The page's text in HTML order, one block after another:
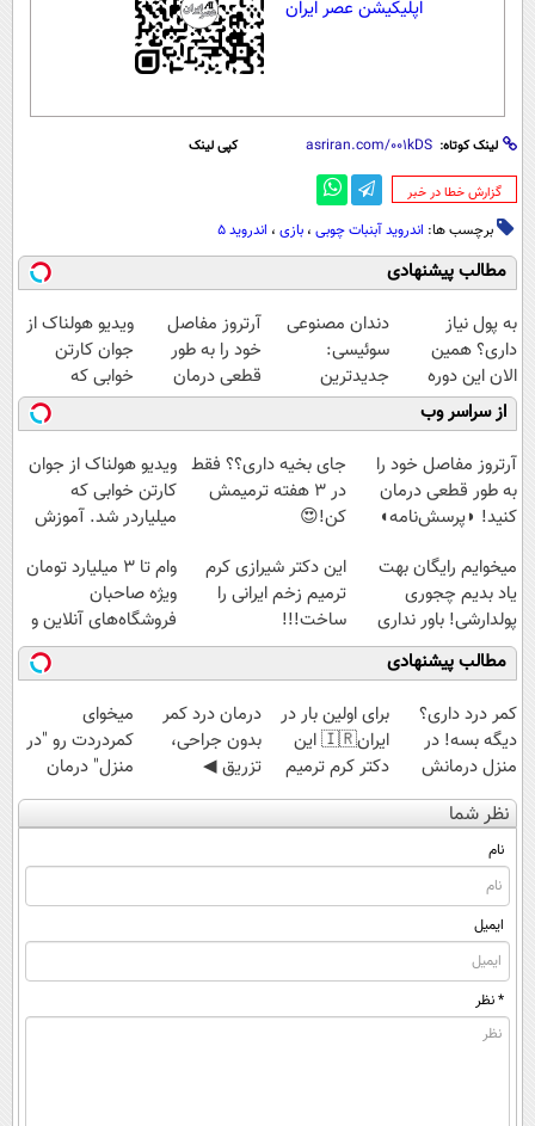
اپلیکیشن عصر ایران
لینک کوتاه: کپی لینک
‌گزارش خطا در خبر
برچسب ها: اندروید آبنبات چوبی ، بازی ، اندروید 5
مطالب پیشنهادی
به پول نیاز
داری؟ همین
الان این دوره
رایگان رو شرکت
کن تا دیر نشده!
دندان مصنوعی
سوئیسی:
جدیدترین
فناوری اروپا،
سبک و مقاوم |
پرداخت قسطی
آرتروز مفاصل
خود را به طور
قطعی درمان
کنید!
◗پرسش‌نامه◖
ویدیو هولناک از
جوان کارتن
خوابی که
میلیاردر شد.
آموزش رایگان
از سراسر وب
آرتروز مفاصل خود را
به طور قطعی درمان
کنید! ◗پرسش‌نامه◖
جای بخیه داری؟؟ فقط
در 3 هفته ترمیمش
کن!😍
ویدیو هولناک از جوان
کارتن خوابی که
میلیاردر شد. آموزش
میخوایم رایگان بهت
یاد بدیم چجوری
پولدارشی! باور نداری
امتحانش مجانیه
این دکتر شیرازی کرم
ترمیم زخم ایرانی را
ساخت!!!
وام تا ۳ میلیارد تومان
ویژه صاحبان
فروشگاه‌های آنلاین و
حضوری
مطالب پیشنهادی
کمر درد داری؟
دیگه بسه! در
منزل درمانش
کن
(◀پرسش‌نامه)
برای اولین بار در
ایران🇮🇷 این
دکتر کرم ترمیم
کننده 23 روزه
درمان درد کمر
بدون جراحی،
تزریق ◀
پرسش‌نامه رو پر
میخوای
کمردردت رو "در
منزل" درمان
کنی؟ (◂فیلم +
نظر شما
نام
ایمیل
* نظر